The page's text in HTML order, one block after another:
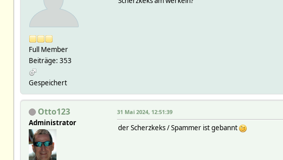
Full Member
Beiträge: 353
Gespeichert
Otto123
Administrator
31 Mai 2024, 12:51:39
der Scherzkeks / Spammer ist gebannt